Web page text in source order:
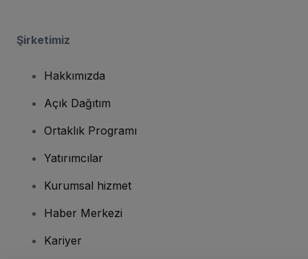
Şirketimiz
Hakkımızda
Açık Dağıtım
Ortaklık Programı
Yatırımcılar
Kurumsal hizmet
Haber Merkezi
Kariyer